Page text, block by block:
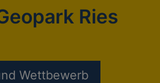
Ries
Wettbewerb